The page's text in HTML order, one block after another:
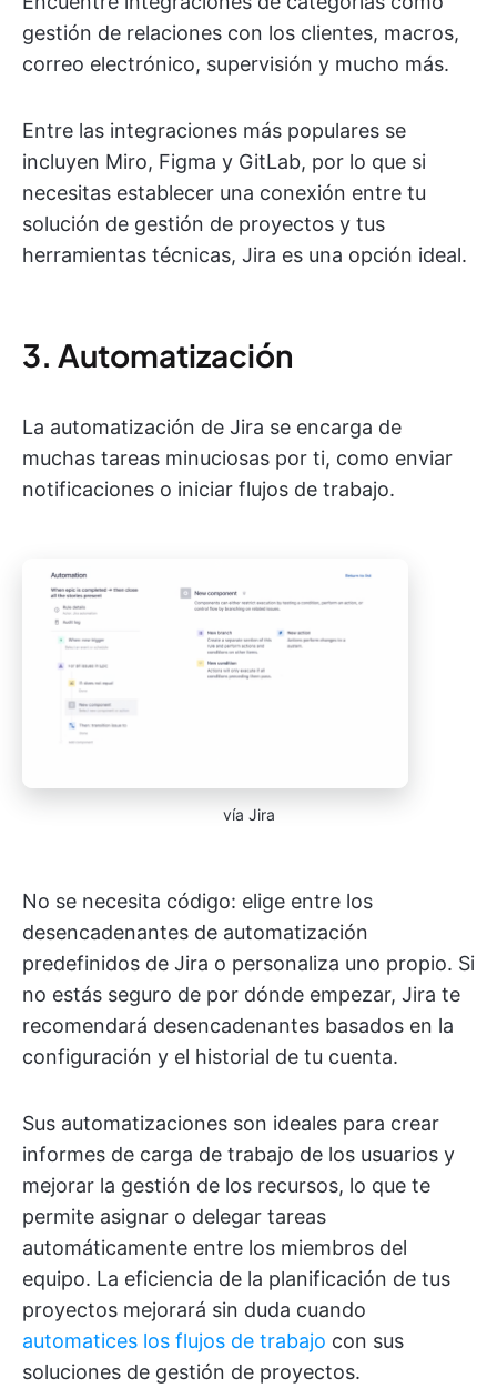
gestión de relaciones con los clientes, macros,
correo electrónico, supervisión y mucho más.
Entre las integraciones más populares se
incluyen Miro, Figma y GitLab, por lo que si
necesitas establecer una conexión entre tu
solución de gestión de proyectos y tus
herramientas técnicas, Jira es una opción ideal.
3. Automatización
La automatización de Jira se encarga de
muchas tareas minuciosas por ti, como enviar
notificaciones o iniciar flujos de trabajo.
vía Jira
No se necesita código: elige entre los
desencadenantes de automatización
predefinidos de Jira o personaliza uno propio. Si
no estás seguro de por dónde empezar, Jira te
recomendará desencadenantes basados en la
configuración y el historial de tu cuenta.
Sus automatizaciones son ideales para crear
informes de carga de trabajo de los usuarios y
mejorar la gestión de los recursos, lo que te
permite asignar o delegar tareas
automáticamente entre los miembros del
equipo. La eficiencia de la planificación de tus
proyectos mejorará sin duda cuando
automatices los flujos de trabajo con sus
soluciones de gestión de proyectos.